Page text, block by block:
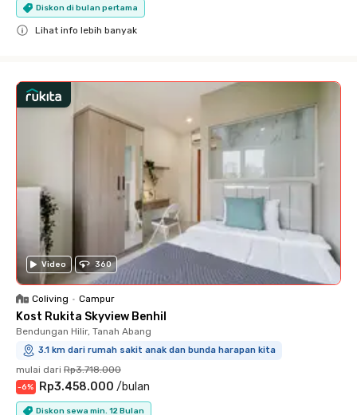
Diskon di bulan pertama
Lihat info lebih banyak
Video 360
Coliving • Campur
Kost Rukita Skyview Benhil
Bendungan Hilir, Tanah Abang
3.1 km dari rumah sakit anak dan bunda harapan kita
mulai dari Rp3.718.000
-6% Rp3.458.000 /bulan
Diskon sewa min. 12 Bulan